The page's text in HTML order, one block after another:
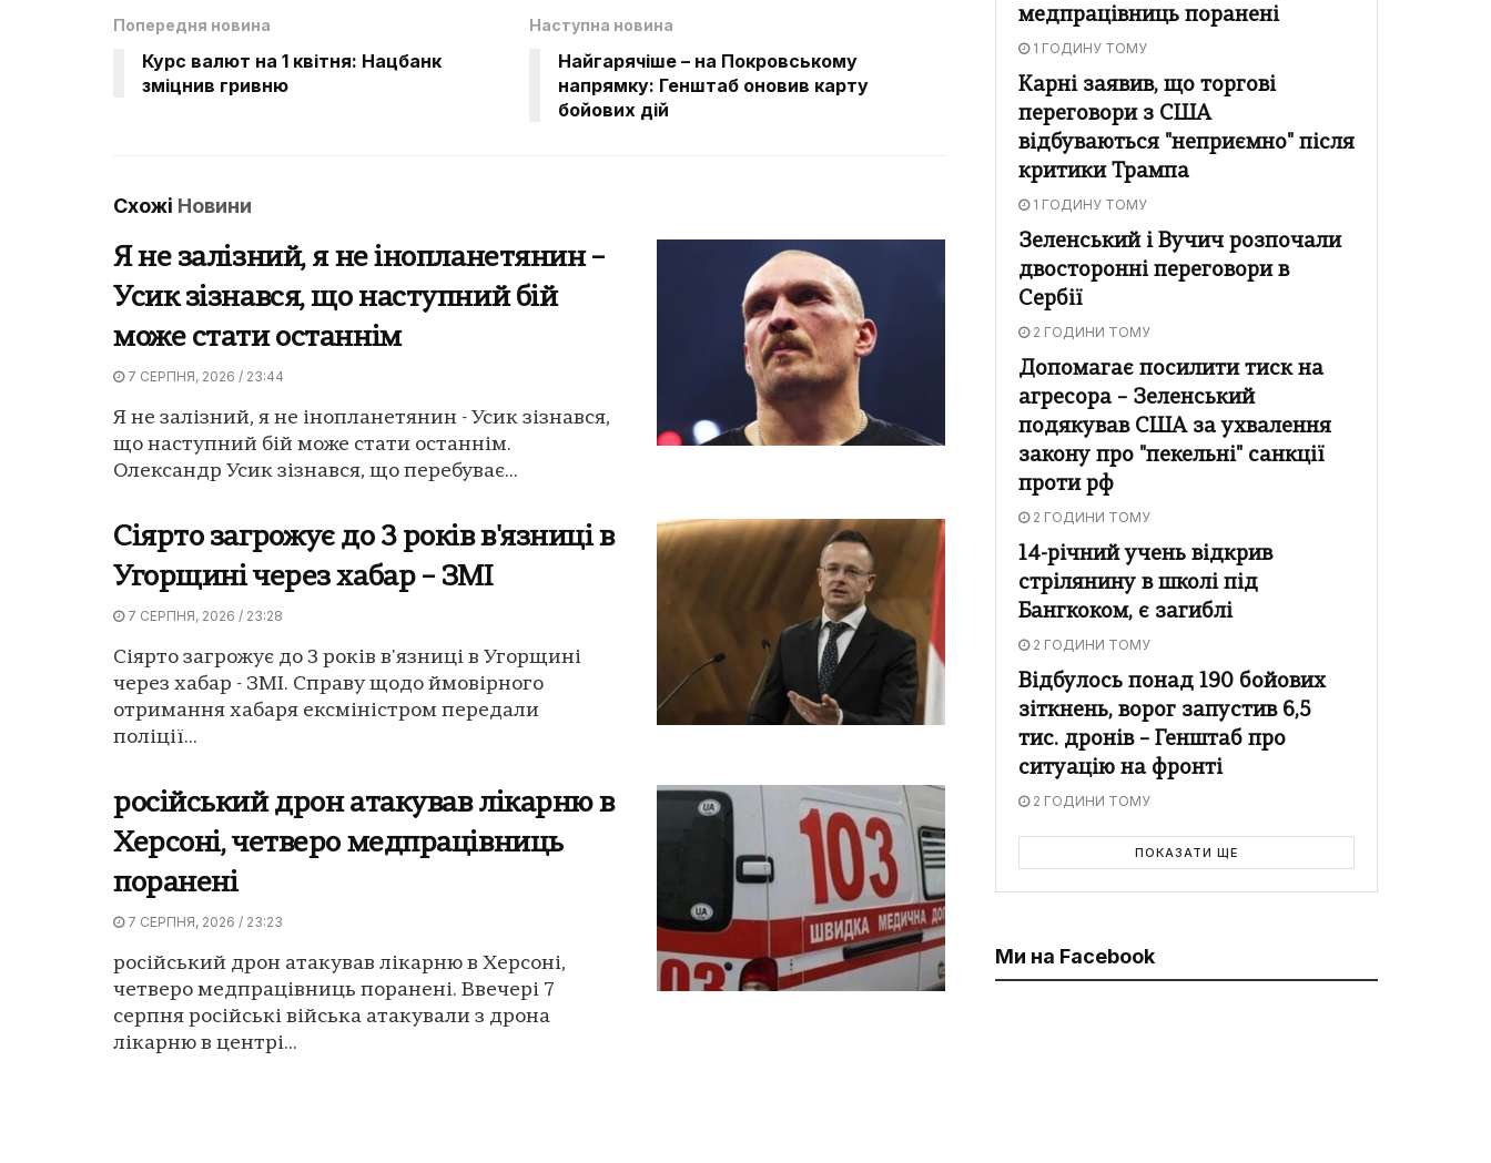
Попередня новина
Курс валют на 1 квітня: Нацбанк
зміцнив гривню
Наступна новина
Найгарячіше – на Покровському
напрямку: Генштаб оновив карту
бойових дій
Схожі Новини
Я не залізний, я не інопланетянин –
Усик зізнався, що наступний бій
може стати останнім
7 СЕРПНЯ, 2026 / 23:44
Я не залізний, я не інопланетянин - Усик зізнався,
що наступний бій може стати останнім.
Олександр Усик зізнався, що перебуває...
Сіярто загрожує до 3 років в'язниці в
Угорщині через хабар – ЗМІ
7 СЕРПНЯ, 2026 / 23:28
Сіярто загрожує до 3 років в'язниці в Угорщині
через хабар - ЗМІ. Справу щодо ймовірного
отримання хабаря ексміністром передали
поліції...
російський дрон атакував лікарню в
Херсоні, четверо медпрацівниць
поранені
7 СЕРПНЯ, 2026 / 23:23
російський дрон атакував лікарню в Херсоні,
четверо медпрацівниць поранені. Ввечері 7
серпня російські війська атакували з дрона
лікарню в центрі...
медпрацівниць поранені
1 ГОДИНУ ТОМУ
Карні заявив, що торгові
переговори з США
відбуваються "неприємно" після
критики Трампа
1 ГОДИНУ ТОМУ
Зеленський і Вучич розпочали
двосторонні переговори в
Сербії
2 ГОДИНИ ТОМУ
Допомагає посилити тиск на
агресора – Зеленський
подякував США за ухвалення
закону про "пекельні" санкції
проти рф
2 ГОДИНИ ТОМУ
14-річний учень відкрив
стрілянину в школі під
Бангкоком, є загиблі
2 ГОДИНИ ТОМУ
Відбулось понад 190 бойових
зіткнень, ворог запустив 6,5
тис. дронів – Генштаб про
ситуацію на фронті
2 ГОДИНИ ТОМУ
ПОКАЗАТИ ЩЕ
Ми на Facebook